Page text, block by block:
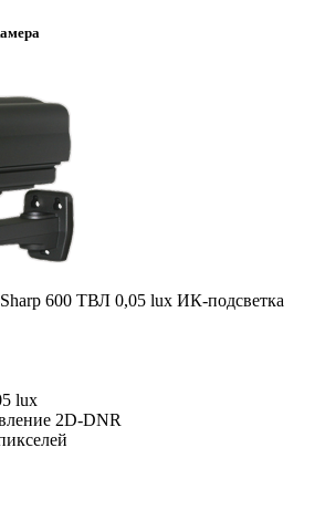
600 ТВЛ 0,05 lux ИК-подсветка
lux
2D-DNR